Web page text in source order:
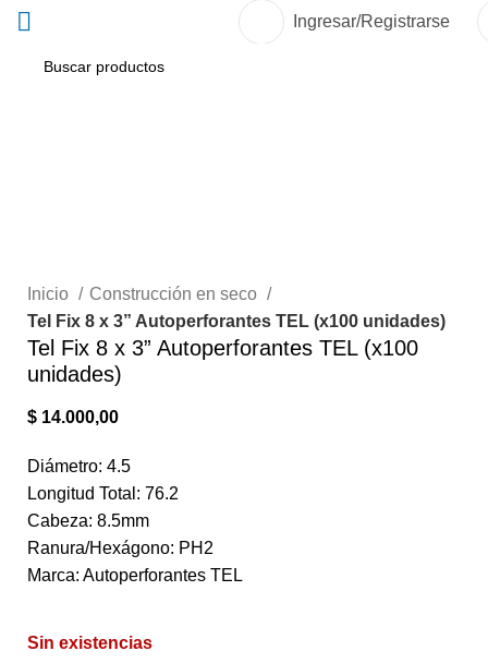
Ingresar/Registrarse
Inicio
Construcción en seco
Tel Fix 8 x 3” Autoperforantes TEL (x100 unidades)
Tel Fix 8 x 3” Autoperforantes TEL (x100
unidades)
$ 14.000,00
Diámetro: 4.5
Longitud Total: 76.2
Cabeza: 8.5mm
Ranura/Hexágono: PH2
Marca: Autoperforantes TEL
Sin existencias